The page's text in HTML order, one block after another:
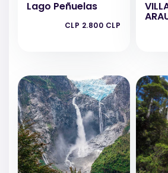
Lago Peñuelas
CLP 2.800 CLP